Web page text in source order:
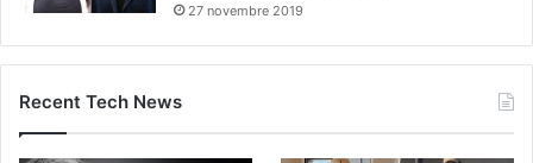
27 novembre 2019
Recent Tech News